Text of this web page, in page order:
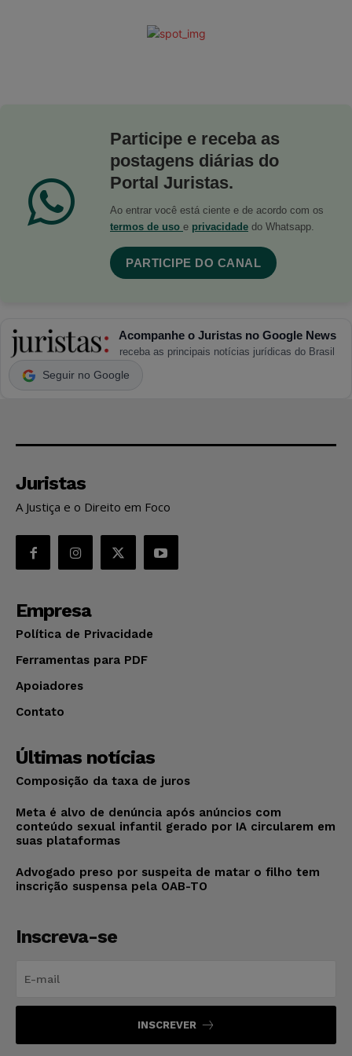
Participe e receba as
postagens diárias do
Portal Juristas.
Ao entrar você está ciente e de acordo com os
termos de uso e privacidade do Whatsapp.
PARTICIPE DO CANAL
Acompanhe o Juristas no Google News
receba as principais notícias jurídicas do Brasil
Seguir no Google
Juristas
A Justiça e o Direito em Foco
Empresa
Política de Privacidade
Ferramentas para PDF
Apoiadores
Contato
Últimas notícias
Composição da taxa de juros
Meta é alvo de denúncia após anúncios com
conteúdo sexual infantil gerado por IA circularem em
suas plataformas
Advogado preso por suspeita de matar o filho tem
inscrição suspensa pela OAB-TO
Inscreva-se
INSCREVER